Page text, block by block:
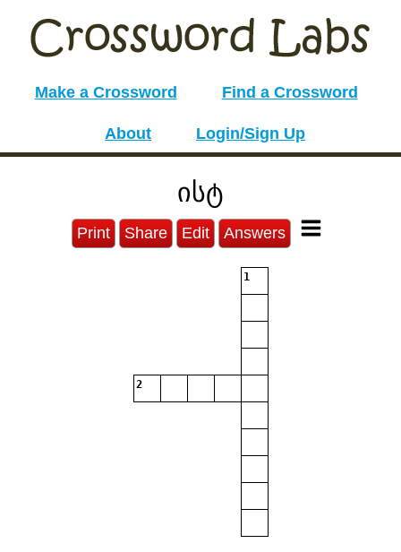
Make a Crossword Find a Crossword
About Login/Sign Up
ისტ
Print Share Edit Answers
1
2